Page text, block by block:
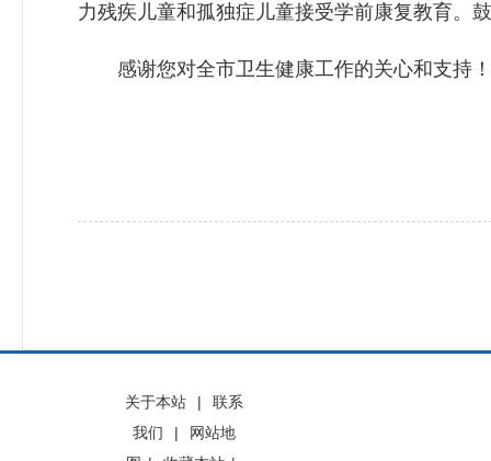
力残疾儿童和孤独症儿童接受学前康复教育。
感谢您对全市卫生健康工作的关心和支持！
关于本站 |
联系
我们
|
网站地